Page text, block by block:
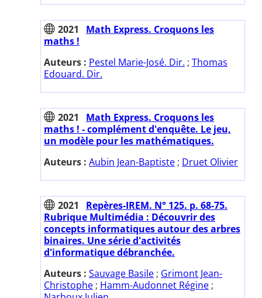
2021
Math Express. Croquons les
maths !
Auteurs : Pestel Marie-José. Dir. ; Thomas
Edouard. Dir.
2021
Math Express. Croquons les
maths ! - complément d'enquête. Le jeu,
un modèle pour les mathématiques.
Auteurs : Aubin Jean-Baptiste ; Druet Olivier
2021
Repères-IREM. N° 125. p. 68-75.
Rubrique Multimédia : Découvrir des
concepts informatiques autour des arbres
binaires. Une série d'activités
d'informatique débranchée.
Auteurs : Sauvage Basile ; Grimont Jean-
Christophe ; Hamm-Audonnet Régine ;